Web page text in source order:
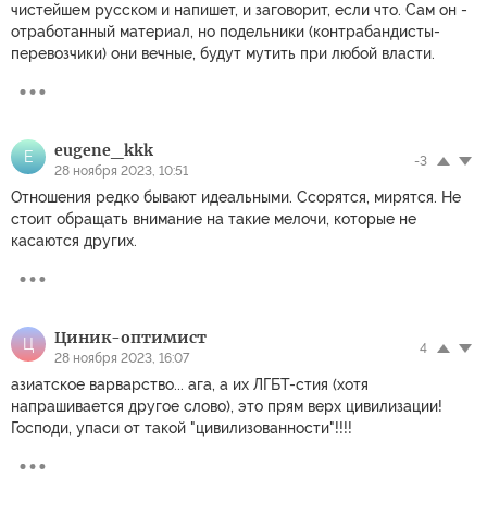
чистейшем русском и напишет, и заговорит, если что. Сам он -
отработанный материал, но подельники (контрабандисты-
перевозчики) они вечные, будут мутить при любой власти.
E eugene_kkk
28 ноября 2023, 10:51
-3
Отношения редко бывают идеальными. Ссорятся, мирятся. Не
стоит обращать внимание на такие мелочи, которые не
касаются других.
Ц Циник-оптимист
28 ноября 2023, 16:07
4
азиатское варварство... ага, а их ЛГБТ-стия (хотя
напрашивается другое слово), это прям верх цивилизации!
Господи, упаси от такой "цивилизованности"!!!!